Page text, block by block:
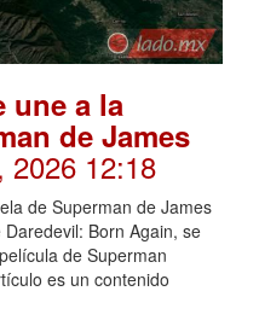
une a la
de James
2026 12:18
de Superman de James
Born Again, se
de Superman
es un contenido